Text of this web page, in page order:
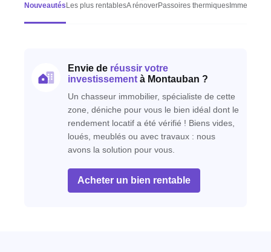
Nouveautés Les plus rentablesA rénoverPassoires thermiques Immeubles
Envie de réussir votre
investissement à Montauban ?
Un chasseur immobilier, spécialiste de cette
zone, déniche pour vous le bien idéal dont le
rendement locatif a été vérifié ! Biens vides,
loués, meublés ou avec travaux : nous
avons la solution pour vous.
Acheter un bien rentable